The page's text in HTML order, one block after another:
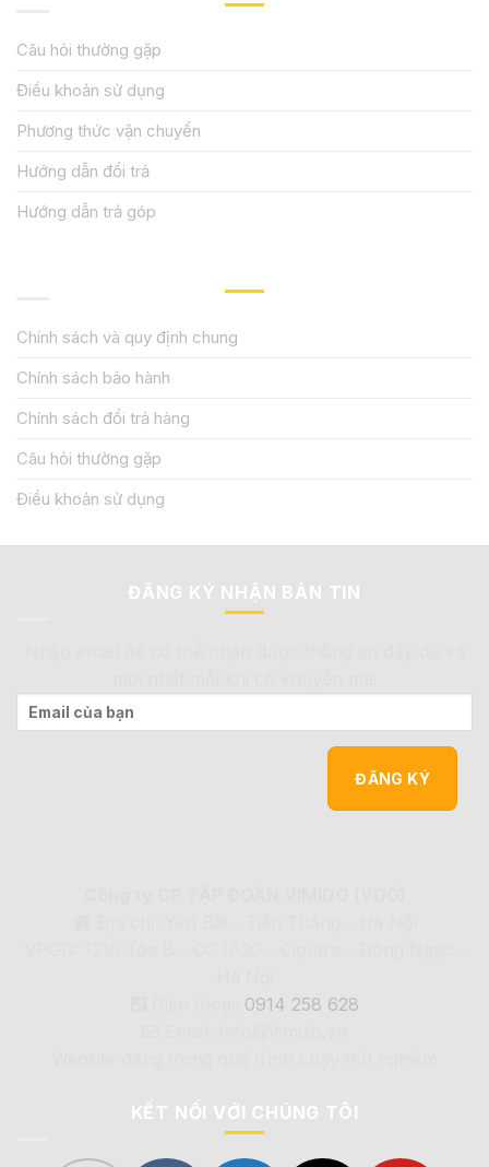
Câu hỏi thường gặp
Điều khoản sử dụng
Phương thức vận chuyển
Hướng dẫn đổi trả
Hướng dẫn trả góp
Chính sách và quy định chung
Chính sách bảo hành
Chính sách đổi trả hàng
Câu hỏi thường gặp
Điều khoản sử dụng
ĐĂNG KÝ NHẬN BẢN TIN
0914 258 628
KẾT NỐI VỚI CHÚNG TÔI